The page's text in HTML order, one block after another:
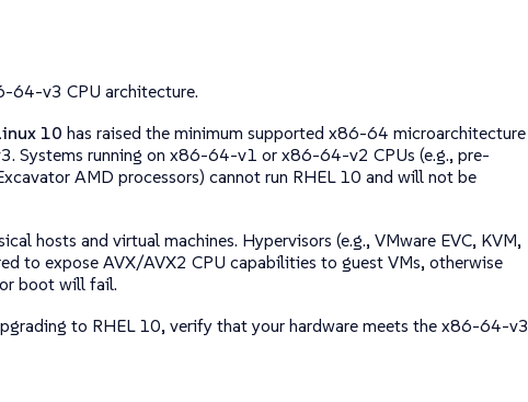
64-v3 CPU architecture.
10 has raised the minimum supported x86-64 microarchitecture
. Systems running onx86-64-v1 orx86-64-v2 CPUs (e.g., pre-
AMD processors) cannot run RHEL 10 and will not be
hosts and virtual machines. Hypervisors (e.g., VMware EVC, KVM,
to expose AVX/AVX2 CPU capabilities to guest VMs, otherwise
boot will fail.
to RHEL 10, verify that your hardware meets thex86-64-v3